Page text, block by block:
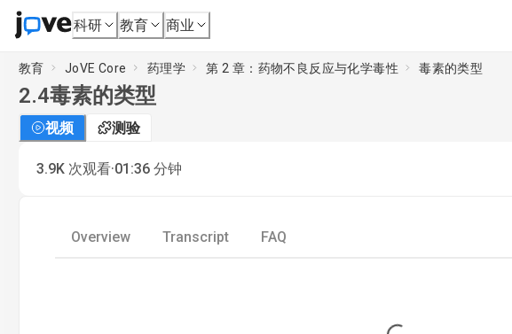
科研 教育 商业
教育 JoVE Core 药理学 第 2 章：药物不良反应与化学毒性 毒素的类型
2.4毒素的类型
视频 测验
3.9K 次观看·01:36 分钟
Overview Transcript FAQ